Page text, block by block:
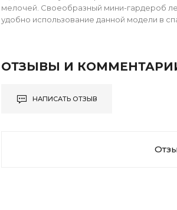
мелочей. Своеобразный мини-гардероб
удобно использование данной модели в
ОТЗЫВЫ И
НАПИСАТЬ ОТЗЫВ